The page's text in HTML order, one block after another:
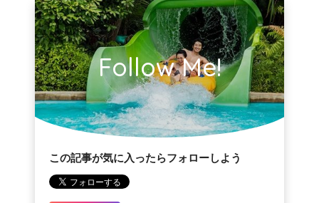
Follow Me!
この記事が気に入ったらフォローしよう